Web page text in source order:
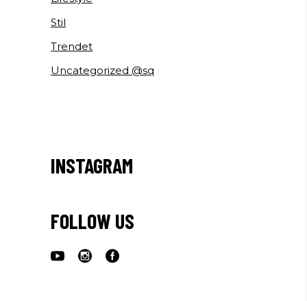
Stil
Trendet
Uncategorized @sq
INSTAGRAM
FOLLOW US